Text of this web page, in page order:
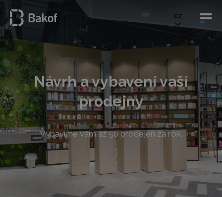
CZ
Návrh a vybavení vaší
prodejny
Vybavíme vám až 50 prodejen za rok.